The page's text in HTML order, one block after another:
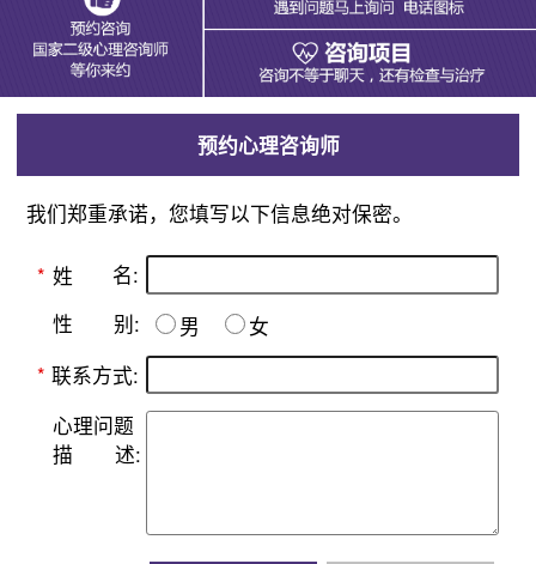
预约心理咨询师
我们郑重承诺，您填写以下信息绝对保密。
* 姓 名:
性 别: 男
女
* 联系方式:
心理问题
描
述: